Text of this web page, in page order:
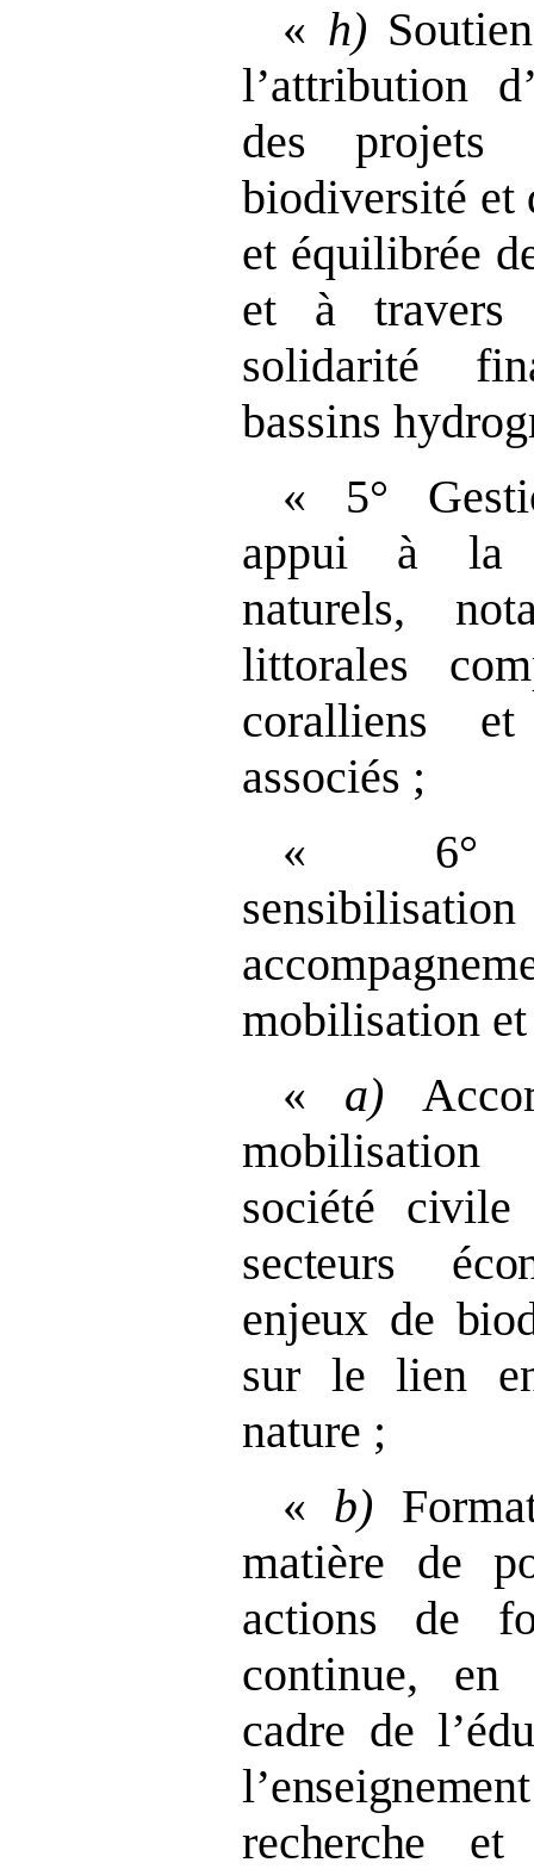
« h)
l’attribution
des
biodiversité et
et équilibrée
et à
solidarité
bassins
« 5°
appui à la
naturels,
littorales
coralliens et
associés ;
« 6°
mobilisation
« a)
société civile
secteurs
enjeux de
sur le lien
nature ;
« b)
matière de
actions de
continue, en
cadre de
recherche et